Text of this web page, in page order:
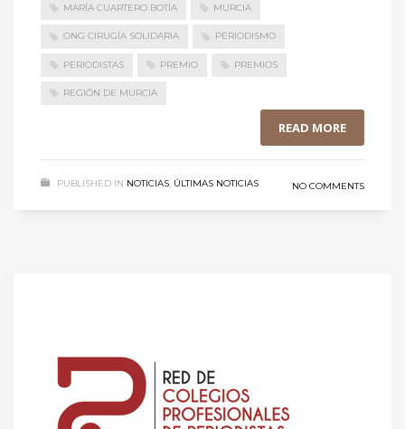
MARÍA CUARTERO BOTÍA MURCIA
ONG CIRUGÍA SOLIDARIA PERIODISMO
PERIODISTAS PREMIO PREMIOS
REGIÓN DE MURCIA
READ MORE
PUBLISHED IN NOTICIAS, ÚLTIMAS NOTICIAS NO COMMENTS